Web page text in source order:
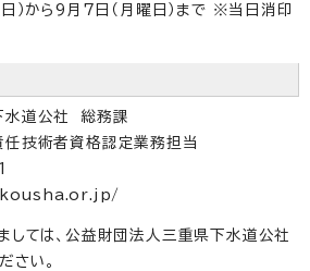
）から9月7日（月曜日）まで ※当日消印
水道公社 総務課
技術者資格認定業務担当
しては、公益財団法人三重県下水道公社
さい。